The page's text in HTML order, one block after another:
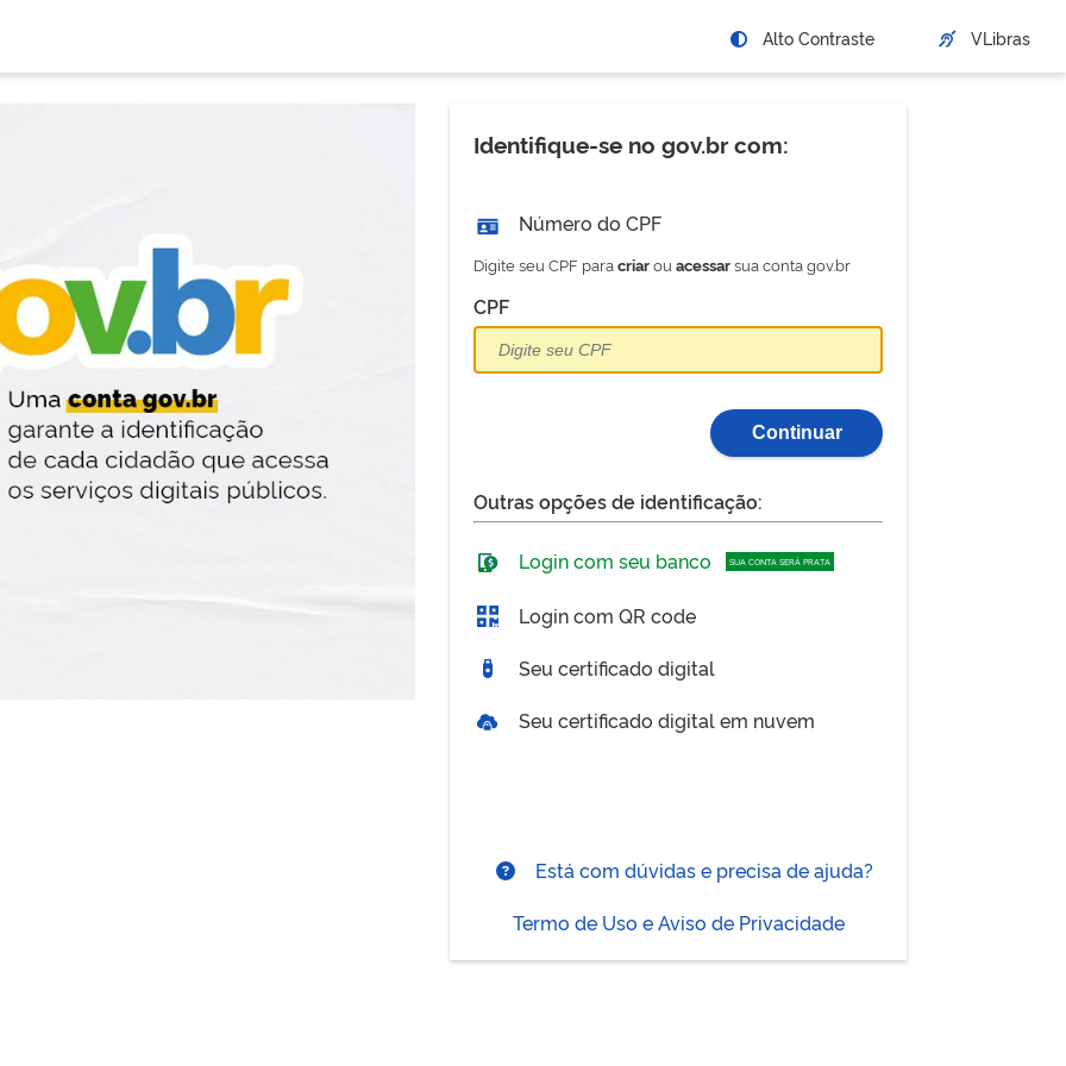
Alto Contraste VLibras
Identifique-se no gov.br com:
Número do CPF
Digite seu CPF paracriarouacessarsua conta gov.br
CPF
Continuar
Outras opções de identificação:
Login com seu banco SUA CONTA SERÁ PRATA
Login com QR code
Seu certificado digital
Seu certificado digital em nuvem
Está com dúvidas e precisa de ajuda?
Termo de Uso e Aviso de Privacidade